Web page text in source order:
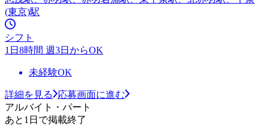
(東京)駅
シフト
1日8時間 週3日からOK
未経験OK
詳細を見る
応募画面に進む
アルバイト・パート
あと1日で掲載終了